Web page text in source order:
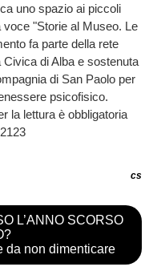
uno spazio ai piccoli
"Storie al Museo. Le
fa parte della rete
di Alba e sostenuta
di San Paolo per
psicofisico.
la lettura è obbligatoria
cs
L’ANNO SCORSO
da non dimenticare